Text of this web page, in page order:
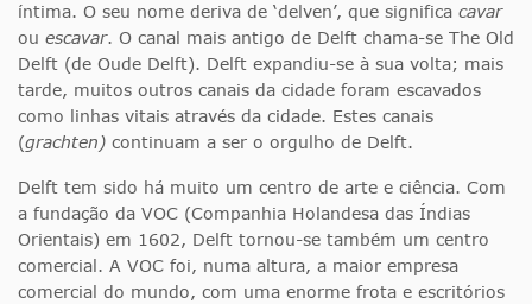
íntima. O seu nome deriva de ‘delven’, que significa cavar
ou escavar. O canal mais antigo de Delft chama-se The Old
Delft (de Oude Delft). Delft expandiu-se à sua volta; mais
tarde, muitos outros canais da cidade foram escavados
como linhas vitais através da cidade. Estes canais
(grachten) continuam a ser o orgulho de Delft.
Delft tem sido há muito um centro de arte e ciência. Com
a fundação da VOC (Companhia Holandesa das Índias
Orientais) em 1602, Delft tornou-se também um centro
comercial. A VOC foi, numa altura, a maior empresa
comercial do mundo, com uma enorme frota e escritórios